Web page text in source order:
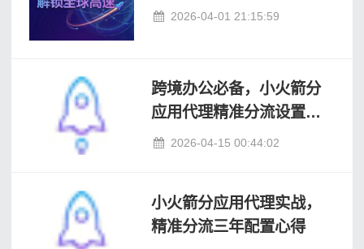
2026-04-01 21:15:59
跨境办公必备，小火箭分
应用代理精准分流设置方
案 2026-04-15 00:44:02
小火箭分应用代理实战，
精准分流三年配置心得